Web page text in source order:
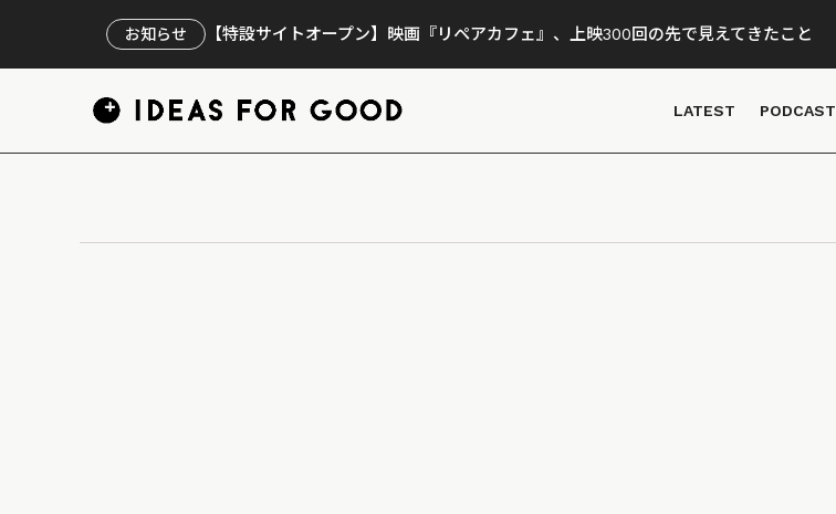
お知らせ 【特設サイトオープン】映画『リペアカフェ』、上映300回の先で見えてきたこと
LATEST PODCAST